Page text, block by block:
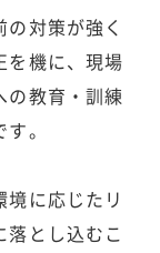
対策が強く
を機に、現場
の教育・訓練
。
に応じたリ
とし込むこ